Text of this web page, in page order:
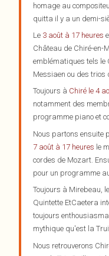
homage au
quitta il y a un demi-
Le 3 août à 17 heures
Château de Chiré-en-
emblématiques tels le
Messiaen ou des trios
Toujours à Chiré le 4
notamment des
programme piano et
Nous partons ensuite
7 août à 17 heures le
cordes de Mozart.
pour un programme
Toujours à Mirebeau, le
Quintette EtCaetera
toujours
mythique qu'est la
Nous retrouverons